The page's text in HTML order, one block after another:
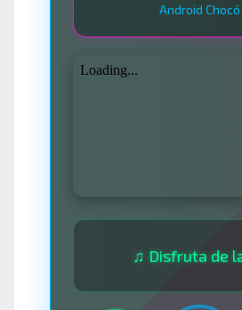
Android Chocó
♫ Disfruta de la